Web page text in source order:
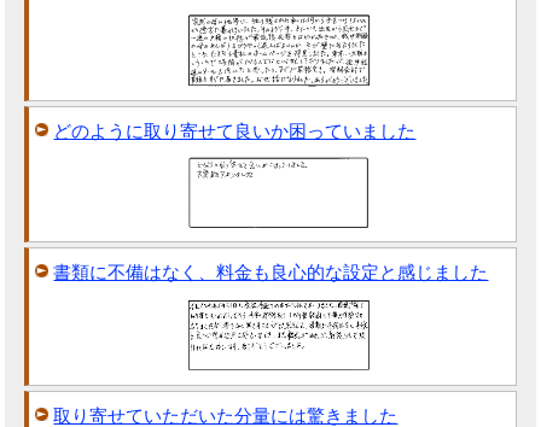
どのように取り寄せて良いか困っていました
書類に不備はなく、料金も良心的な設定と感じました
取り寄せていただいた分量には驚きました